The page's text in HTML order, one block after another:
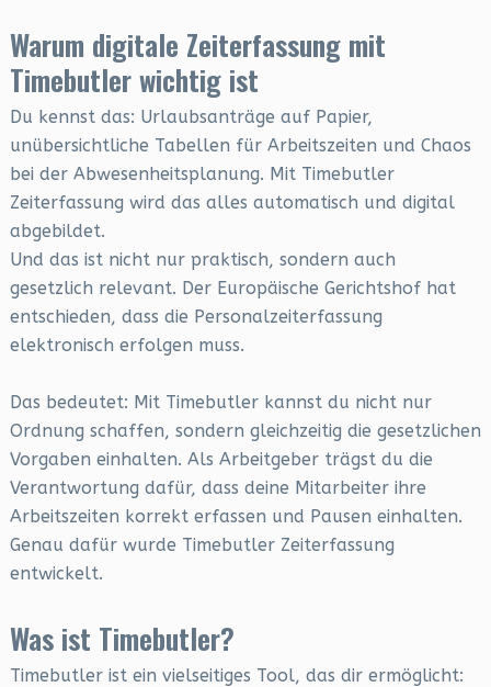
Warum digitale Zeiterfassung mit
Timebutler wichtig ist
Du kennst das: Urlaubsanträge auf Papier,
unübersichtliche Tabellen für Arbeitszeiten und Chaos
bei der Abwesenheitsplanung. Mit Timebutler
Zeiterfassung wird das alles automatisch und digital
abgebildet.
Und das ist nicht nur praktisch, sondern auch
gesetzlich relevant. Der Europäische Gerichtshof hat
entschieden, dass die Personalzeiterfassung
elektronisch erfolgen muss.
Das bedeutet: Mit Timebutler kannst du nicht nur
Ordnung schaffen, sondern gleichzeitig die gesetzlichen
Vorgaben einhalten. Als Arbeitgeber trägst du die
Verantwortung dafür, dass deine Mitarbeiter ihre
Arbeitszeiten korrekt erfassen und Pausen einhalten.
Genau dafür wurde Timebutler Zeiterfassung
entwickelt.
Was ist Timebutler?
Timebutler ist ein vielseitiges Tool, das dir ermöglicht: